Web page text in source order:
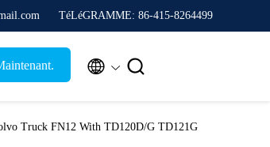
TéLéGRAMME: 86-415-8264499
 
Truck FN12 With TD120D/G TD121G